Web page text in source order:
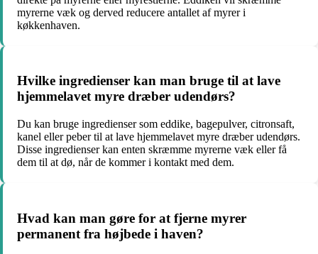
myrerne væk og derved reducere antallet af myrer i
køkkenhaven.
Hvilke ingredienser kan man bruge til at lave
hjemmelavet myre dræber udendørs?
Du kan bruge ingredienser som eddike, bagepulver, citronsaft,
kanel eller peber til at lave hjemmelavet myre dræber udendørs.
Disse ingredienser kan enten skræmme myrerne væk eller få
dem til at dø, når de kommer i kontakt med dem.
Hvad kan man gøre for at fjerne myrer
permanent fra højbede i haven?